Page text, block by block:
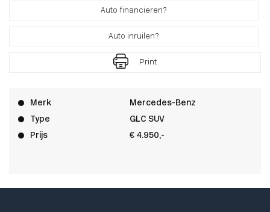
Auto financieren?
Auto inruilen?
Print
Merk
Mercedes-Benz
Type
GLC SUV
Prijs
€ 4.950,-